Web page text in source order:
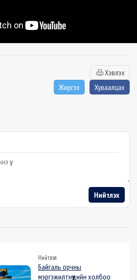
Хэвлэх
Жиргэх
Хуваалцах
Нийтлэх
Нийтлэл
Байгаль орчны
мэргэжилтнүүдийн холбоо